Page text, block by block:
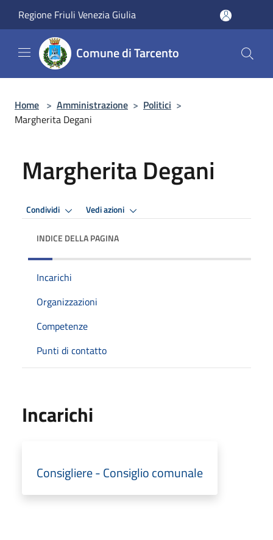
Regione Friuli Venezia Giulia
Comune di Tarcento
Home > Amministrazione > Politici >
Margherita Degani
Margherita Degani
Condividi Vedi azioni
INDICE DELLA PAGINA
Incarichi
Organizzazioni
Competenze
Punti di contatto
Incarichi
Consigliere - Consiglio comunale